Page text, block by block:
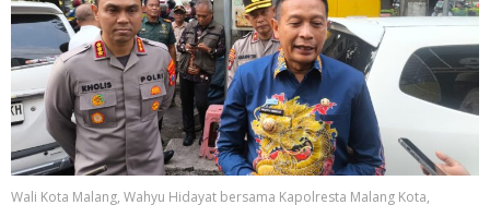
Wali Kota Malang, Wahyu Hidayat bersama Kapolresta Malang Kota,